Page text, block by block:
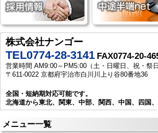
株式会社ナンゴー
TEL0774-28-3141 FAX0774-20-
営業時間 AM9:00～PM5:00（土・日曜日、祝・祭日
〒611-0022 京都府宇治市白川川上り谷80番地36
全国・短納期対応可能です。
北海道から東北、関東、中部、関西、中国、四国、
メニュー一覧